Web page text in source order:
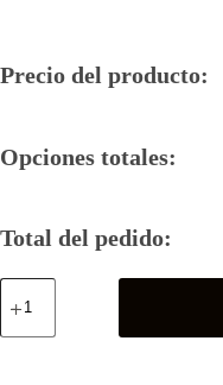
Precio del producto:
Opciones totales:
Total del pedido:
Superman
Black